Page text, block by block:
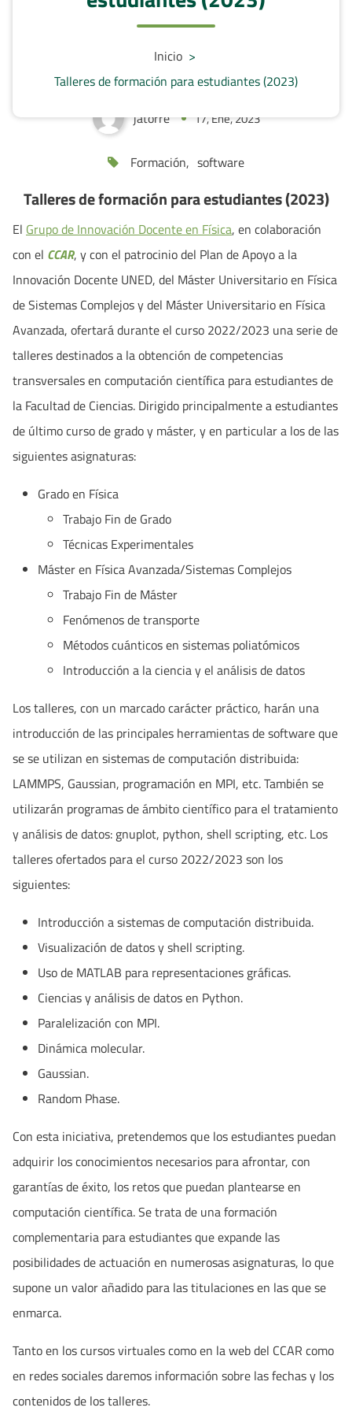
Inicio>
Talleres de formación para estudiantes (2023)
Talleres de formación para estudiantes
jatorre 17, Ene, 2023
Formación, software
Talleres de formación para estudiantes (2023)
El Grupo de Innovación Docente en Física, en colaboración
con el CCAR, y con el patrocinio del Plan de Apoyo a la
Innovación Docente UNED, del Máster Universitario en Física
de Sistemas Complejos y del Máster Universitario en Física
Avanzada, ofertará durante el curso 2022/2023 una serie de
talleres destinados a la obtención de competencias
transversales en computación científica para estudiantes de
la Facultad de Ciencias. Dirigido principalmente a estudiantes
de último curso de grado y máster, y en particular a los de las
siguientes asignaturas:
Grado en Física
Trabajo Fin de Grado
Técnicas Experimentales
Máster en Física Avanzada/Sistemas Complejos
Trabajo Fin de Máster
Fenómenos de transporte
Métodos cuánticos en sistemas poliatómicos
Introducción a la ciencia y el análisis de datos
Los talleres, con un marcado carácter práctico, harán una
introducción de las principales herramientas de software que
se se utilizan en sistemas de computación distribuida:
LAMMPS, Gaussian, programación en MPI, etc. También se
utilizarán programas de ámbito científico para el tratamiento
y análisis de datos: gnuplot, python, shell scripting, etc. Los
talleres ofertados para el curso 2022/2023 son los
siguientes:
Introducción a sistemas de computación distribuida.
Visualización de datos y shell scripting.
Uso de MATLAB para representaciones gráficas.
Ciencias y análisis de datos en Python.
Paralelización con MPI.
Dinámica molecular.
Gaussian.
Random Phase.
Con esta iniciativa, pretendemos que los estudiantes puedan
adquirir los conocimientos necesarios para afrontar, con
garantías de éxito, los retos que puedan plantearse en
computación científica. Se trata de una formación
complementaria para estudiantes que expande las
posibilidades de actuación en numerosas asignaturas, lo que
supone un valor añadido para las titulaciones en las que se
enmarca.
Tanto en los cursos virtuales como en la web del CCAR como
en redes sociales daremos información sobre las fechas y los
contenidos de los talleres.